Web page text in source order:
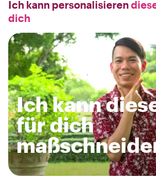
Ich kann personalisieren
dich
Ich kann
für dich